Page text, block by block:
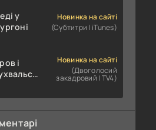
у
Новинка на сайті
(Субтитри | iTunes)
і
Новинка на сайті
(Двоголосий
закадровий | TV4)